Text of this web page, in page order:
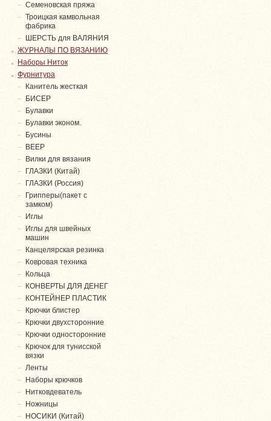
Семеновская пряжа
Троицкая камвольная
фабрика
ШЕРСТЬ для ВАЛЯНИЯ
ЖУРНАЛЫ ПО ВЯЗАНИЮ
Наборы Ниток
Фурнитура
Канитель жесткая
БИСЕР
Булавки
Булавки эконом.
Бусины
ВЕЕР
Вилки для вязания
ГЛАЗКИ (Китай)
ГЛАЗКИ (Россия)
Грипперы(пакет с
замком)
Иглы
Иглы для швейных
машин
Канцелярская резинка
Ковровая техника
Кольца
КОНВЕРТЫ ДЛЯ ДЕНЕГ
КОНТЕЙНЕР ПЛАСТИК
Крючки блистер
Крючки двухсторонние
Крючки односторонние
Крючок для тунисской
вязки
Ленты
Наборы крючков
Нитковдеватель
Ножницы
НОСИКИ (Китай)